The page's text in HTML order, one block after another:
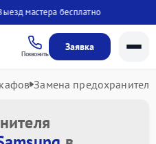
мастера бесплатно
Позвонить
Заявка
Замена предохранителя